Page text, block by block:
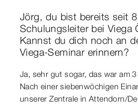
Jörg, du bist bereits seit
Schulungsleiter bei Viega
Kannst du dich noch an
Viega-Seminar erinnern?
Ja, sehr gut sogar, das war am
Nach einer siebenwöchigen
unserer Zentrale in Attendorn/